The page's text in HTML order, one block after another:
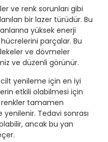
ve renk sorunları gibi
bir lazer türüdür. Bu
yüksek enerji
parçalar. Bu
ve dövmeler
ve düzenli görünür.
yenileme için en iyi
etkili olabilmesi için
tamamen
Tedavi sonrası
ancak bu yan